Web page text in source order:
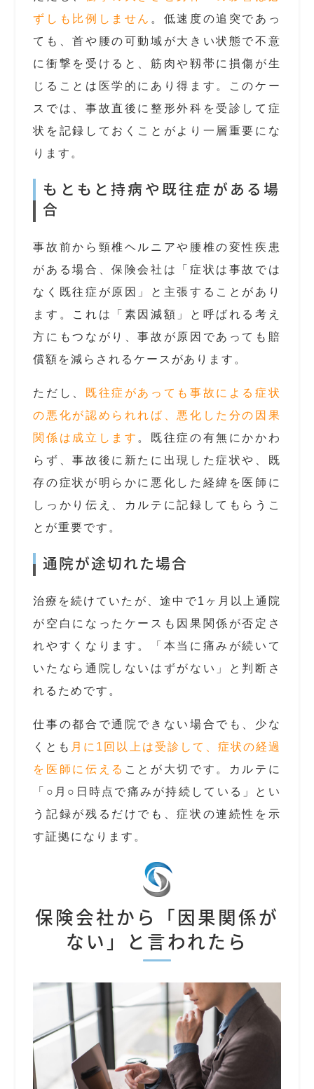
ずしも比例しません 。低速度の追突であっ
ても、首や腰の可動域が大きい状態で不意
に衝撃を受けると、筋肉や靱帯に損傷が生
じることは医学的にあり得ます。このケー
スでは、事故直後に整形外科を受診して症
状を記録しておくことがより一層重要にな
ります。
もともと持病や既往症がある場
合
事故前から頸椎ヘルニアや腰椎の変性疾患
がある場合、保険会社は「症状は事故では
なく既往症が原因」と主張することがあり
ます。これは「素因減額」と呼ばれる考え
方にもつながり、事故が原因であっても賠
償額を減らされるケースがあります。
ただし、
既往症があっても事故による症状
の悪化が認められれば、悪化した分の因果
関係は成立します 。既往症の有無にかかわ
らず、事故後に新たに出現した症状や、既
存の症状が明らかに悪化した経緯を医師に
しっかり伝え、カルテに記録してもらうこ
とが重要です。
通院が途切れた場合
治療を続けていたが、途中で1ヶ月以上通院
が空白になったケースも因果関係が否定さ
れやすくなります。「本当に痛みが続いて
いたなら通院しないはずがない」と判断さ
れるためです。
仕事の都合で通院できない場合でも、少な
くとも 月に1回以上は受診して、症状の経過
を医師に伝える ことが大切です。カルテに
「○月○日時点で痛みが持続している」とい
う記録が残るだけでも、症状の連続性を示
す証拠になります。
保険会社から「因果関係が
ない」と言われたら